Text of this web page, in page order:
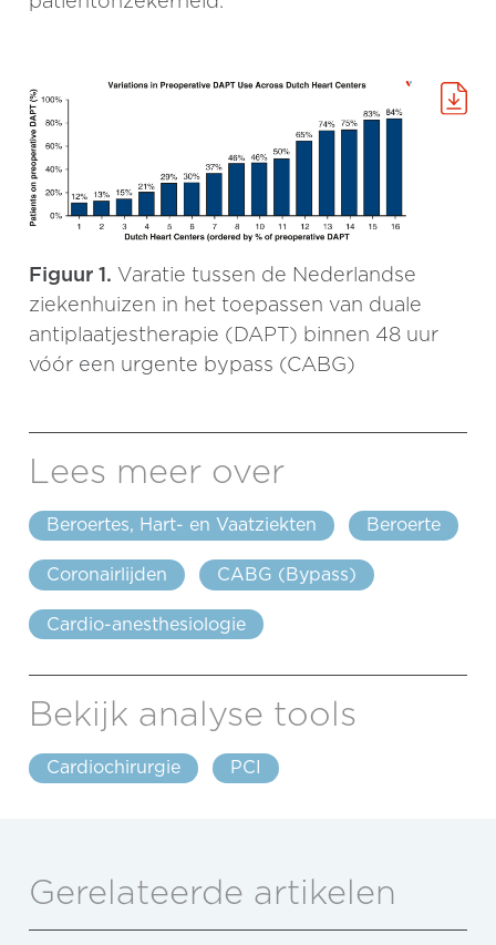
Figuur 1. Varatie tussen de Nederlandse
ziekenhuizen in het toepassen van duale
antiplaatjestherapie (DAPT) binnen 48 uur
vóór een urgente bypass (CABG)
Lees meer over
Beroertes, Hart- en Vaatziekten Beroerte
Coronairlijden CABG (Bypass)
Cardio-anesthesiologie
Bekijk analyse tools
Cardiochirurgie PCI
Gerelateerde artikelen